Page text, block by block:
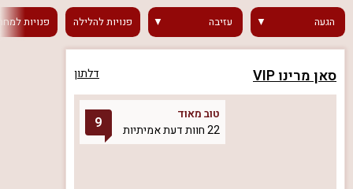
הגעה עזיבה פנויותלהלילה פנויות
סאן מרינו VIP דלתון
טוב מאוד
22 חוות דעת אמיתיות
9